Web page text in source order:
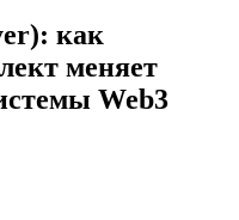
как
меняет
Web3